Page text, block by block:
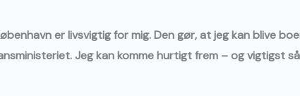
er livsvigtig for mig. Den gør, at jeg kan blive
Jeg kan komme hurtigt frem – og vigtigst